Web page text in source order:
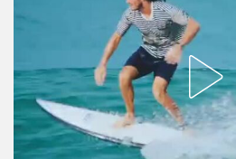
בין הסדינים
חיות מחמד
יוקר המחיה